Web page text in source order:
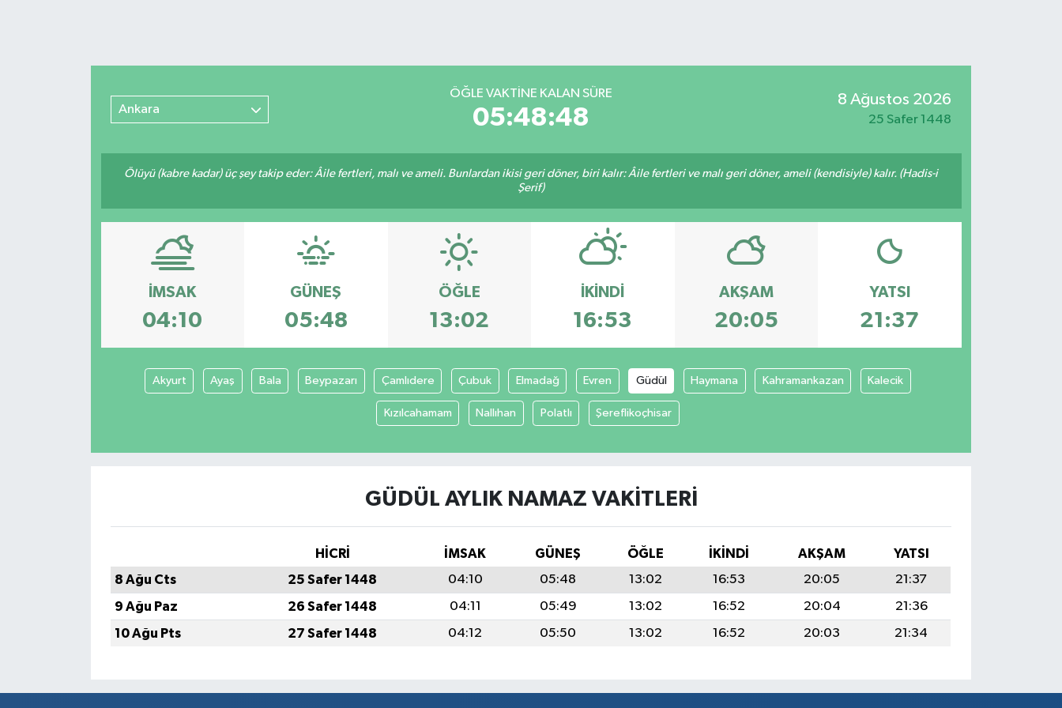
Ankara
ÖĞLE VAKTİNE KALAN SÜRE
05:48:48
8 Ağustos 2026
25 Safer 1448
Ölüyü (kabre kadar) üç şey takip eder: Âile fertleri, malı ve ameli. Bunlardan ikisi geri döner, biri kalır: Âile fertleri ve malı geri döner, ameli (kendisiyle) kalır. (Hadis-i
Şerif)
İMSAK
04:10
GÜNEŞ
05:48
ÖĞLE
13:02
İKINDI
16:53
AKŞAM
20:05
YATSI
21:37
Akyurt Ayaş Bala Beypazarı Çamlıdere Çubuk Elmadağ Evren Güdül Haymana Kahramankazan Kalecik
Kızılcahamam Nallıhan Polatlı Şereflikoçhisar
GÜDÜL AYLIK NAMAZ VAKITLERI
HİCRİ İMSAK GÜNEŞ ÖĞLE İKINDI AKŞAM
YATSI
8 Ağu Cts
25 Safer 1448 04:10 05:48 13:02 16:53 20:05
21:37
9 Ağu Paz
26 Safer 1448 04:11 05:49 13:02 16:52 20:04
21:36
10 Ağu Pts
27 Safer 1448 04:12 05:50 13:02 16:52 20:03 21:34